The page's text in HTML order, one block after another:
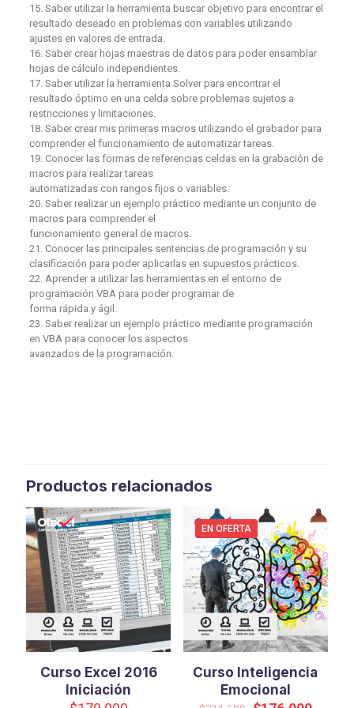
15. Saber utilizar la herramienta buscar objetivo para encontrar el
resultado deseado en problemas con variables utilizando
ajustes en valores de entrada.
16. Saber crear hojas maestras de datos para poder ensamblar
hojas de cálculo independientes.
17. Saber utilizar la herramienta Solver para encontrar el
resultado óptimo en una celda sobre problemas sujetos a
restricciones y limitaciones.
18. Saber crear mis primeras macros utilizando el grabador para
comprender el funcionamiento de automatizar tareas.
19. Conocer las formas de referencias celdas en la grabación de
macros para realizar tareas
automatizadas con rangos fijos o variables.
20. Saber realizar un ejemplo práctico mediante un conjunto de
macros para comprender el
funcionamiento general de macros.
21. Conocer las principales sentencias de programación y su
clasificación para poder aplicarlas en supuestos prácticos.
22. Aprender a utilizar las herramientas en el entorno de
programación VBA para poder programar de
forma rápida y ágil.
23. Saber realizar un ejemplo práctico mediante programación
en VBA para conocer los aspectos
avanzados de la programación.
Productos relacionados
Curso Excel 2016
Iniciación
EN OFERTA
Curso Inteligencia
Emocional